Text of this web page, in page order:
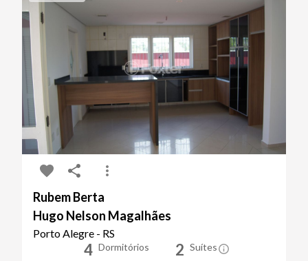
Rubem Berta
Hugo Nelson Magalhães
Porto Alegre - RS
4 Dormitórios 2 Suítes